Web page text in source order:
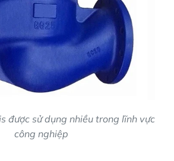
được sử dụng nhiều trong lĩnh vực
công nghiệp